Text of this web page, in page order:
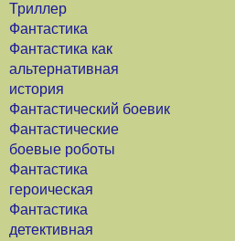
Триллер
Фантастика
Фантастика как
альтернативная
история
Фантастический боевик
Фантастические
боевые роботы
Фантастика
героическая
Фантастика
детективная